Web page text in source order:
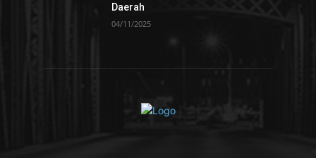
Daerah
04/11/2025